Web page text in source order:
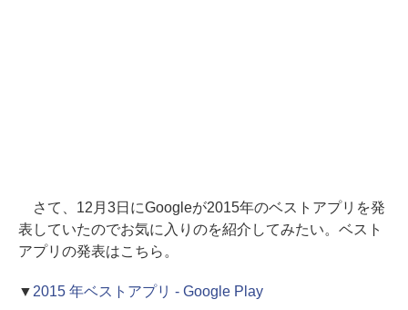
さて、12月3日にGoogleが2015年のベストアプリを発
表していたのでお気に入りのを紹介してみたい。ベスト
アプリの発表はこちら。
▼ 2015 年ベストアプリ - Google Play